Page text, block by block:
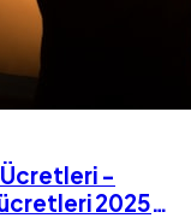
-
2025-